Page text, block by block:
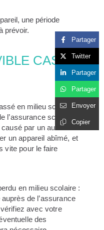
une période
prévoir.
CASSÉ
en milieu scolaire :
l’assurance scolaire,
par un autre
unappareil abîmé, et
vite pour lefaire
en milieu scolaire :
de l’assurance
avec votre
des
Partager
Twitter
Partager
Partager
Envoyer
Copier